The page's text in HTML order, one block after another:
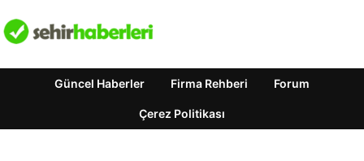
Güncel Haberler Firma Rehberi Forum
Çerez Politikası